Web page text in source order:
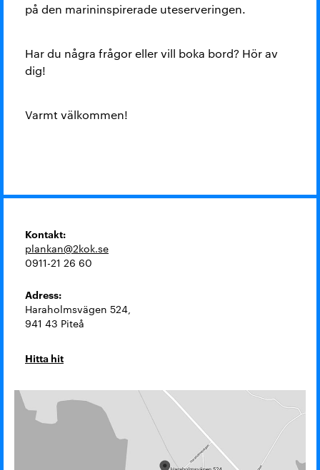
på den marininspirerade uteserveringen.
Har du några frågor eller vill boka bord? Hör av
dig!
Varmt välkommen!
Kontakt:
plankan@2kok.se
0911-21 26 60
Adress:
Haraholmsvägen 524,
941 43 Piteå
Hitta hit